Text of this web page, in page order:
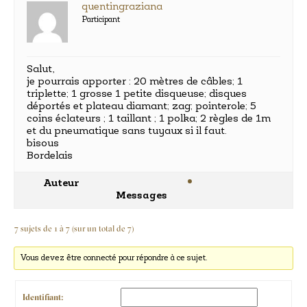
quentingraziana
Participant
Salut,
je pourrais apporter : 20 mètres de câbles; 1
triplette; 1 grosse 1 petite disqueuse; disques
déportés et plateau diamant; zag; pointerole; 5
coins éclateurs ; 1 taillant ; 1 polka; 2 règles de 1m
et du pneumatique sans tuyaux si il faut.
bisous
Bordelais
Auteur
Messages
7 sujets de 1 à 7 (sur un total de 7)
Vous devez être connecté pour répondre à ce sujet.
Identifiant: